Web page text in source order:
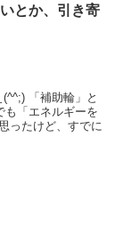
とか、引き寄
「補助輪」と
「エネルギーを
ったけど、すでに